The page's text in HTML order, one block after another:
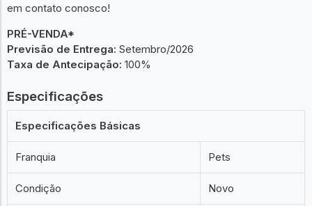
em contato conosco!
PRÉ-VENDA*
Previsão de Entrega: Setembro/2026
Taxa de Antecipação: 100%
Especificações
Especificações Básicas
Franquia Pets
Condição Novo